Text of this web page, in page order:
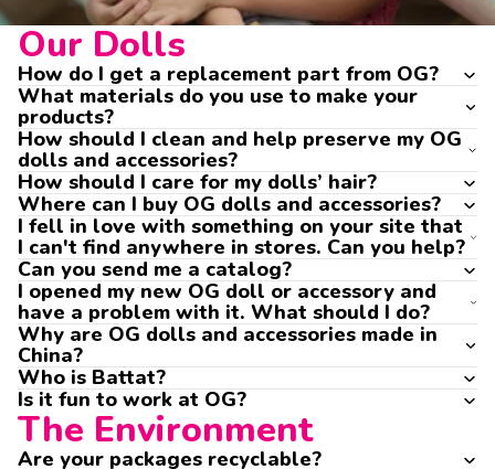
Our Dolls
How do I get a replacement part from OG?
What materials do you use to make your
products?
How should I clean and help preserve my OG
dolls and accessories?
How should I care for my dolls’ hair?
Where can I buy OG dolls and accessories?
I fell in love with something on your site that
I can't find anywhere in stores. Can you help?
Can you send me a catalog?
I opened my new OG doll or accessory and
have a problem with it. What should I do?
Why are OG dolls and accessories made in
China?
Who is Battat?
Is it fun to work at OG?
The Environment
Are your packages recyclable?